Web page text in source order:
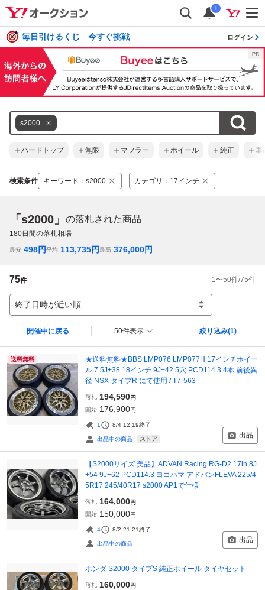
i
毎日引けるくじ 今すぐ挑戦 ログイン
s2000
ハードトップ 無限 マフラー ホイール 純正 車
検索条件 キーワード ： s2000 カテゴリ ： 17インチ
「s2000」 の落札された商品
180日間の落札相場
最安 498円平均 113,735円最高 376,000円
75件 1 〜50件/75件
終了日時が近い順
開催中に戻る 50件表示 絞り込み(1)
送料無料
★送料無料★BBS LMP076 LMP077H 17インチホイー
ル 7.5J+38 18インチ 9J+42 5穴 PCD114.3 4本 前後異
径 NSX タイプR にて使用 / T7-563
落札 194,590円
開始 176,900円
1 8/4 12:19終了
出品中の商品 ストア 出品
【S2000サイズ 美品】ADVAN Racing RG-D2 17in 8J
+54 9J+62 PCD114.3 ヨコハマ アドバンFLEVA 225/4
5R17 245/40R17 s2000 AP1で仕様
落札 164,000円
開始 150,000円
4 8/2 21:21終了
出品中の商品 出品
ホンダ S2000 タイプS 純正ホイール タイヤセット
落札 160,000円